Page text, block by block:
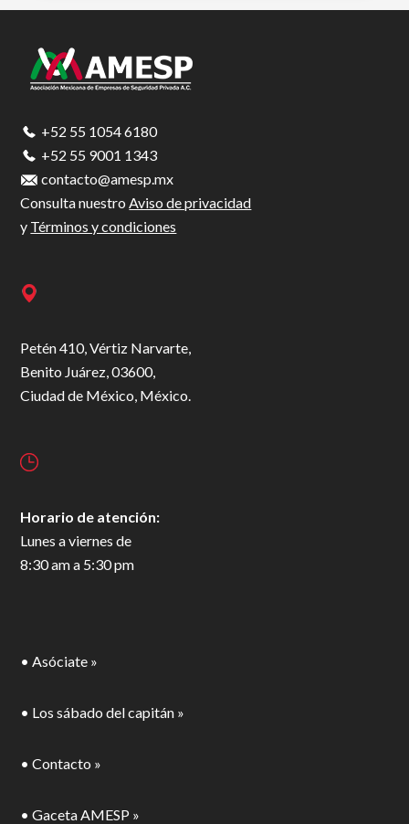
Footer
+52 55 1054 6180
+52 55 9001 1343
contacto@amesp.mx
Consulta nuestroAviso de privacidad
y Términos y condiciones
Petén 410, Vértiz Narvarte,
Benito Juárez, 03600,
Ciudad de México, México.
Horario de atención:
Lunes a viernes de
8:30 am a 5:30 pm
• Asóciate »
• Los sábado del capitán »
• Contacto »
• Gaceta AMESP »